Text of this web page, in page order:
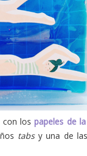
con los papeles de
tabsy una de